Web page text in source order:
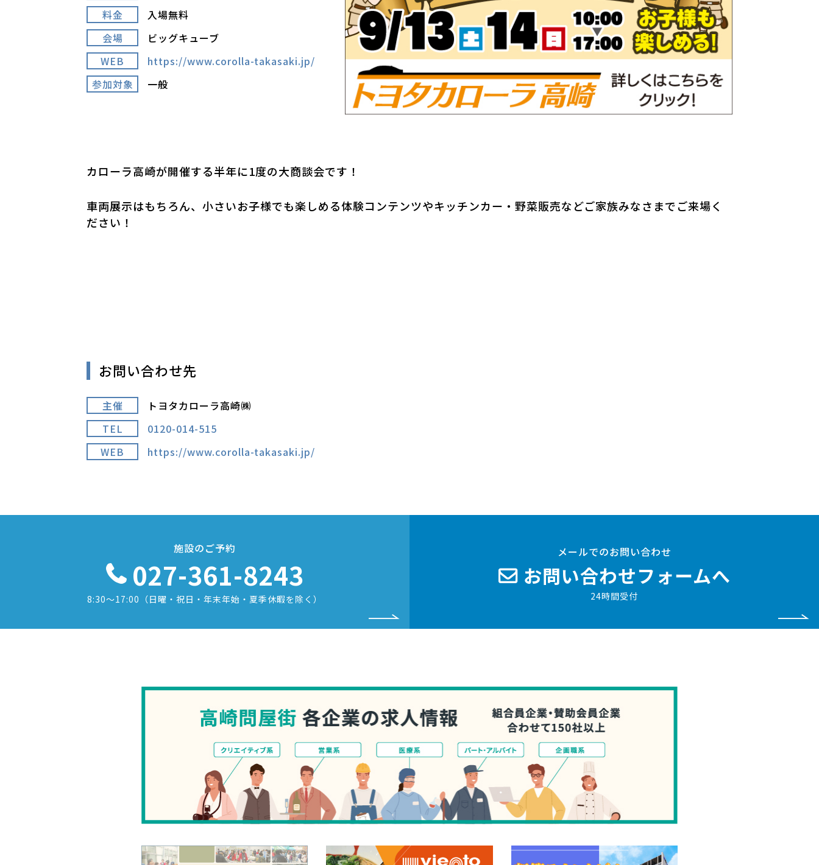
料金
入場無料
会場
ビッグキューブ
WEB
https://www.corolla-takasaki.jp/
参加対象
一般
カローラ高崎が開催する半年に1度の大商談会です！
車両展示はもちろん、小さいお子様でも楽しめる体験コンテンツやキッチンカー・野菜販売などご家族みなさまでご来場く
ださい！
お問い合わせ先
主催
トヨタカローラ高崎㈱
TEL
0120-014-515
WEB
https://www.corolla-takasaki.jp/
施設のご予約
027-361-8243
8:30〜17:00 （日曜・祝日・年末年始・夏季休暇を除く）
メールでのお問い合わせ
お問い合わせフォームへ
24時間受付